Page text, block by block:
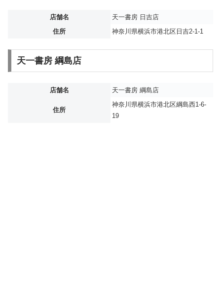
店舗名
天一書房 日吉店
住所
神奈川県横浜市港北区日吉2-1-1
天一書房 綱島店
店舗名 天一書房 綱島店
住所
神奈川県横浜市港北区綱島西1-6-
19